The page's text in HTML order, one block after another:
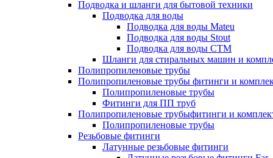
Подводка и шланги для бытовой техники
Подводка для воды
Подводка для воды Mateu
Подводка для воды Stout
Подводка для воды СТМ
Шланги для стиральных машин и
Полипропиленовые трубы
Полипропиленовые трубы фитинги и
Полипропиленовые трубы
Фитинги для ПП труб
Полипропиленовые трубыфитинги и
Полипропиленовые трубы
Резьбовые фитинги
Латунные резьбовые фитинги